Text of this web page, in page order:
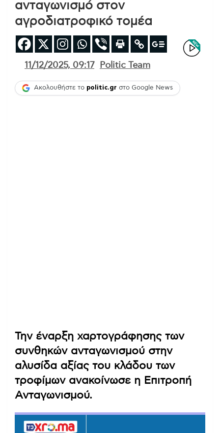
ανταγωνισμό στον
αγροδιατροφικό τομέα
11/12/2025, 09:17 Politic Team
Ακολουθήστε το politic.gr στο Google News
Την έναρξη χαρτογράφησης των
συνθηκών ανταγωνισμού στην
αλυσίδα αξίας του κλάδου των
τροφίμων ανακοίνωσε η Επιτροπή
Ανταγωνισμού.